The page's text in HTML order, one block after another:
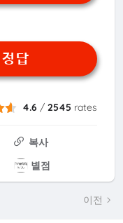
답
4.6 /2545 rates
복사
별점
이전